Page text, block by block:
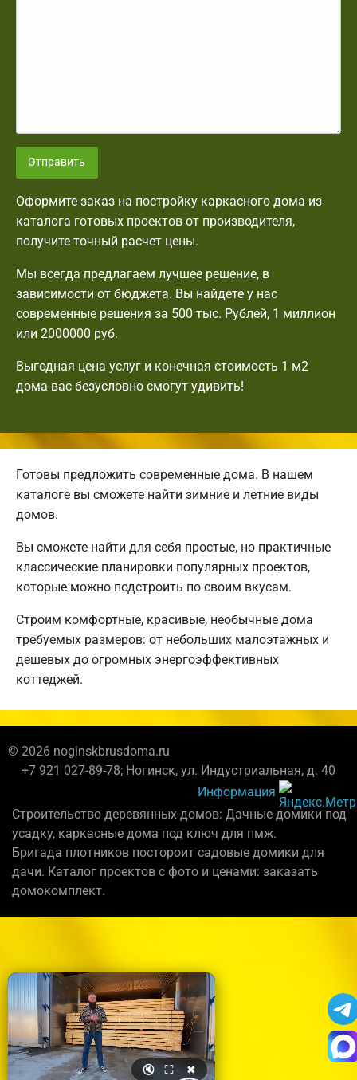
Отправить
Оформите заказ на постройку каркасного дома из
каталога готовых проектов от производителя,
получите точный расчет цены.
Мы всегда предлагаем лучшее решение, в
зависимости от бюджета. Вы найдете у нас
современные решения за 500 тыс. Рублей, 1 миллион
или 2000000 руб.
Выгодная цена услуг и конечная стоимость 1 м2
дома вас безусловно смогут удивить!
Готовы предложить современные дома. В нашем
каталоге вы сможете найти зимние и летние виды
домов.
Вы сможете найти для себя простые, но практичные
классические планировки популярных проектов,
которые можно подстроить по своим вкусам.
Строим комфортные, красивые, необычные дома
требуемых размеров: от небольших малоэтажных и
дешевых до огромных энергоэффективных
коттеджей.
© 2026 noginskbrusdoma.ru
+7 921 027-89-78; Ногинск, ул. Индустриальная, д. 40
Информация
Строительство деревянных домов: Дачные домики под
усадку, каркасные дома под ключ для пмж.
Бригада плотников постороит садовые домики для
дачи. Каталог проектов с фото и ценами: заказать
домокомплект.
🔇 ⛶ ✖